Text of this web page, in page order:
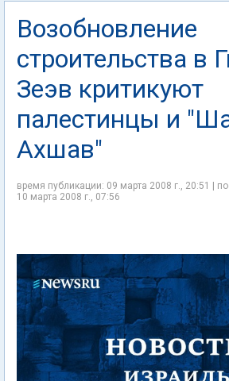
Возобновление
строительства в
Зеэв критикуют
палестинцы и
Ахшав"
время публикации: 09 марта 2008 г., 20:51 |
10 марта 2008 г., 07:56